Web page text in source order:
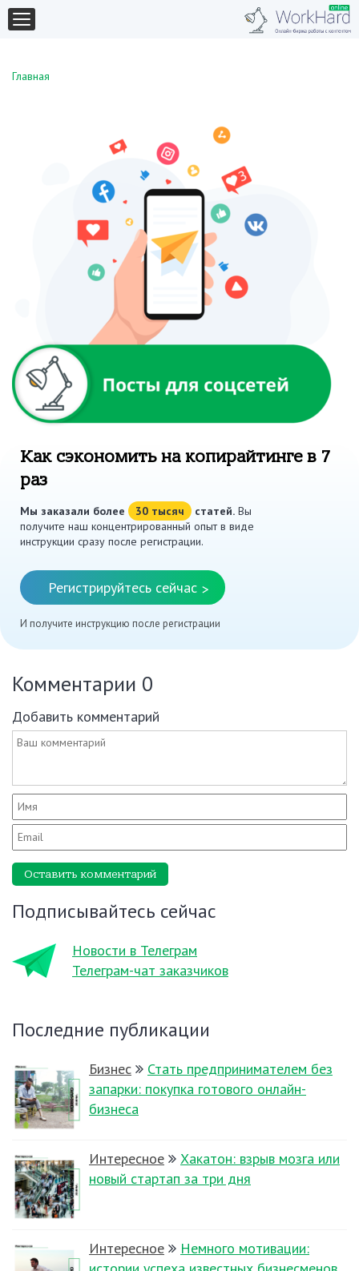
Главная
Как сэкономить на копирайтинге в 7
раз
Мы заказали более 30 тысяч статей. Вы
получите наш концентрированный опыт в виде
инструкции сразу после регистрации.
Регистрируйтесь сейчас >
И получите инструкцию после регистрации
Комментарии 0
Добавить комментарий
Оставить комментарий
Подписывайтесь сейчас
Новости в Телеграм
Телеграм-чат заказчиков
Последние публикации
Бизнес
Стать предпринимателем без
запарки: покупка готового онлайн-
бизнеса
Интересное
Хакатон: взрыв мозга или
новый стартап за три дня
Интересное
Немного мотивации: